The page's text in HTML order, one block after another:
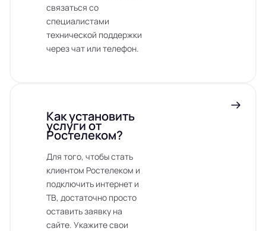
связаться со
специалистами
технической поддержки
через чат или телефон.
Как установить
услуги от
Ростелеком?
Для того, чтобы стать
клиентом Ростелеком и
подключить интернет и
ТВ, достаточно просто
оставить заявку на
сайте. Укажите свои